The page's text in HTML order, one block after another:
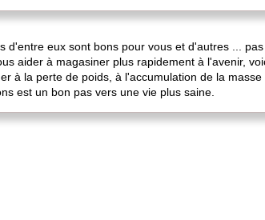
eux sont bons pour vous et d'autres ... pas
aider à magasiner plus rapidement à l'avenir,
à la perte de poids, à l'accumulation de la masse
est un bon pas vers une vie plus saine.